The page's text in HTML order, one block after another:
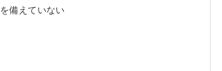
備えていない